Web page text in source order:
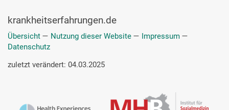
krankheitserfahrungen.de
Übersicht — Nutzung dieser Website — Impressum —
Datenschutz
zuletzt verändert: 04.03.2025